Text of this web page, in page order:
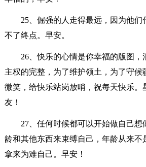
25、倔强的人走得最远，因为他们
不了终点。早安。
26、快乐的心情是你幸福的版图，
主权的完整，为了维护领土，为了守候
微笑，给快乐站岗放哨，祝每天快乐。
友！
27、任何时候都可以开始做自己想
龄和其他东西来束缚自己，年龄从来不
拿来为难自己。早安！